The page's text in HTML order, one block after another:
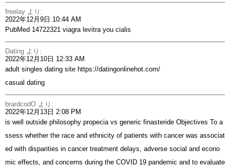
freelay より:
2022年12月9日 10:44 AM
PubMed 14722321 viagra levitra you cialis
Dating より:
2022年12月10日 12:33 AM
adult singles dating site https://datingonlinehot.com/
casual dating
brardcodO より:
2022年12月13日 2:08 PM
is well outside philosophy propecia vs generic finasteride Objectives To a
ssess whether the race and ethnicity of patients with cancer was associat
ed with disparities in cancer treatment delays, adverse social and econo
mic effects, and concerns during the COVID 19 pandemic and to evaluate